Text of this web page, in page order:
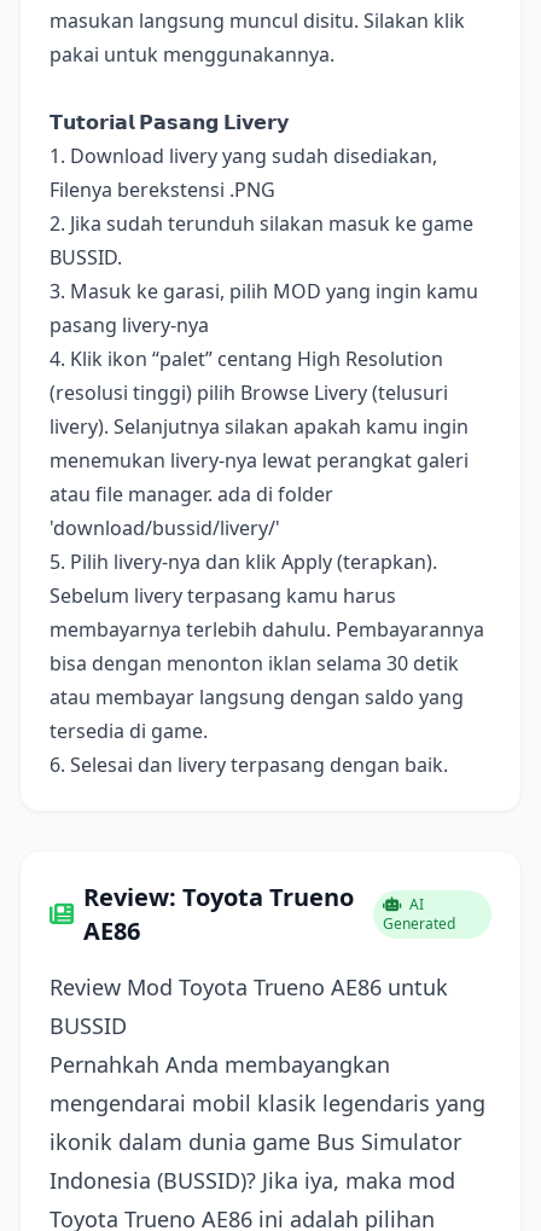
masukan langsung muncul disitu. Silakan klik
pakai untuk menggunakannya.
𝗧𝘂𝘁𝗼𝗿𝗶𝗮𝗹 𝗣𝗮𝘀𝗮𝗻𝗴 𝗟𝗶𝘃𝗲𝗿𝘆
1. Download livery yang sudah disediakan,
Filenya berekstensi .PNG
2. Jika sudah terunduh silakan masuk ke game
BUSSID.
3. Masuk ke garasi, pilih MOD yang ingin kamu
pasang livery-nya
4. Klik ikon “palet” centang High Resolution
(resolusi tinggi) pilih Browse Livery (telusuri
livery). Selanjutnya silakan apakah kamu ingin
menemukan livery-nya lewat perangkat galeri
atau file manager. ada di folder
'download/bussid/livery/'
5. Pilih livery-nya dan klik Apply (terapkan).
Sebelum livery terpasang kamu harus
membayarnya terlebih dahulu. Pembayarannya
bisa dengan menonton iklan selama 30 detik
atau membayar langsung dengan saldo yang
tersedia di game.
6. Selesai dan livery terpasang dengan baik.
Review: Toyota Trueno
AE86
AI
Generated
Review Mod Toyota Trueno AE86 untuk
BUSSID
Pernahkah Anda membayangkan
mengendarai mobil klasik legendaris yang
ikonik dalam dunia game Bus Simulator
Indonesia (BUSSID)? Jika iya, maka mod
Toyota Trueno AE86 ini adalah pilihan